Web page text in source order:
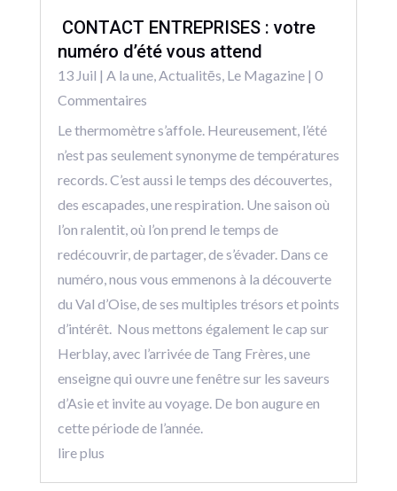
CONTACT ENTREPRISES : votre
numéro d’été vous attend
13 Juil | A la une, Actualitēs Le Magazine| 0
Commentaires
Le thermomètre s’affole. Heureusement, l’été
n’est pas seulement synonyme de températures
records. C’est aussi le temps des découvertes,
des escapades, une respiration. Une saison où
l’on ralentit, où l’on prend le temps de
redécouvrir, de partager, de s’évader. Dans ce
numéro, nous vous emmenons à la découverte
du Val d’Oise, de ses multiples trésors et points
d’intérêt. Nous mettons également le cap sur
Herblay, avec l’arrivée de Tang Frères, une
enseigne qui ouvre une fenêtre sur les saveurs
d’Asie et invite au voyage. De bon augure en
cette période de l’année.
lire plus